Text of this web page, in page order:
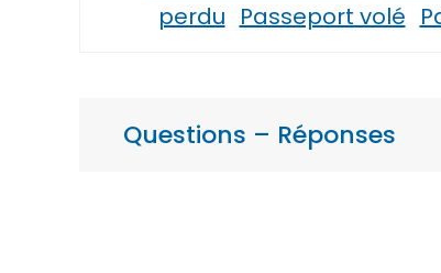
perdu Passeport volé
Questions – Réponses